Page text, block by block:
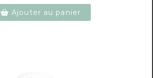
Ajouter au panier